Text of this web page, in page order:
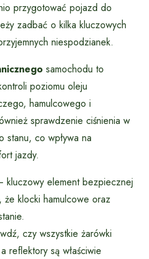
przygotować pojazd do
zadbać o kilka kluczowych
niespodzianek.
samochodu to
poziomu oleju
hamulcowego i
sprawdzenie ciśnienia w
co wpływa na
jazdy.
element bezpiecznej
klocki hamulcowe oraz
czy wszystkie żarówki
reflektory są właściwie